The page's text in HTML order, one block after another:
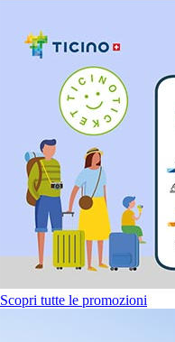
Scopri tutte le promozioni